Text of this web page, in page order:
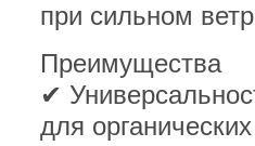
при сильном
Преимущества
✔
для